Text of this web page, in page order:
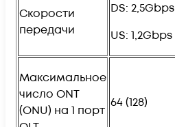
Скорости
передачи
DS: 2,5Gbps
US: 1,2Gbps
Максимальное
число ONT
(ONU) на 1 порт
64 (128)